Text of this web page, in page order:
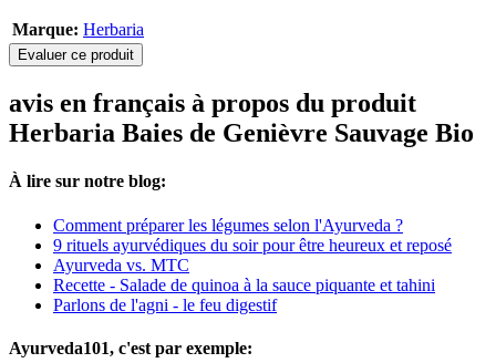
Marque: Herbaria
Evaluer ce produit
avis en français à propos du produit
Herbaria Baies de Genièvre Sauvage Bio
À lire sur notre blog:
Comment préparer les légumes selon l'Ayurveda ?
9 rituels ayurvédiques du soir pour être heureux et reposé
Ayurveda vs. MTC
Recette - Salade de quinoa à la sauce piquante et tahini
Parlons de l'agni - le feu digestif
Ayurveda101, c'est par exemple: